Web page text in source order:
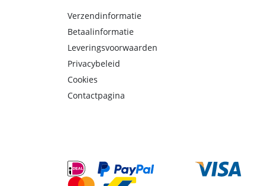
Verzendinformatie
Betaalinformatie
Leveringsvoorwaarden
Privacybeleid
Cookies
Contactpagina